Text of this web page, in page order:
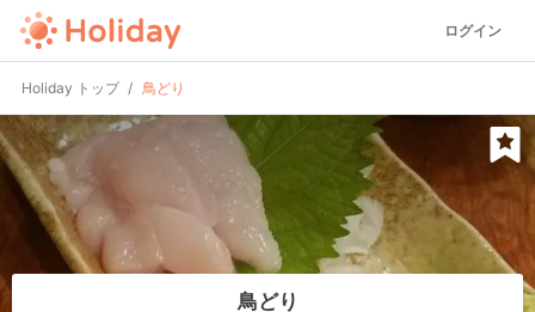
ログイン
Holiday トップ 鳥どり
鳥どり